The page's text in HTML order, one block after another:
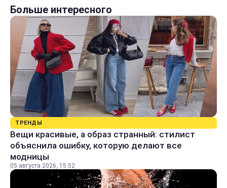
Больше интересного
ТРЕНДЫ
Вещи красивые, а образ странный: стилист
объяснила ошибку, которую делают все
модницы
05 августа 2026, 15:52